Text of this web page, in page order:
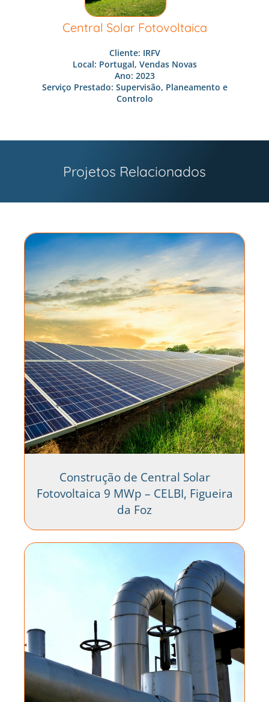
Central Solar Fotovoltaica
Cliente: IRFV
Local: Portugal, Vendas Novas
Ano: 2023
Serviço Prestado: Supervisão, Planeamento e
Controlo
Projetos Relacionados
Construção de Central Solar
Fotovoltaica 9 MWp – CELBI, Figueira
da Foz